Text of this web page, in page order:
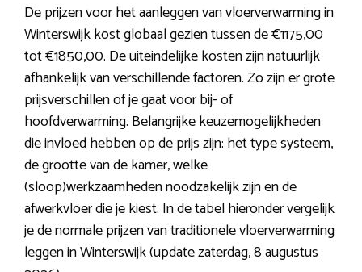
De prijzen voor het aanleggen van vloerverwarming in
Winterswijk kost globaal gezien tussen de €1175,00
tot €1850,00. De uiteindelijke kosten zijn natuurlijk
afhankelijk van verschillende factoren. Zo zijn er grote
prijsverschillen of je gaat voor bij- of
hoofdverwarming. Belangrijke keuzemogelijkheden
die invloed hebben op de prijs zijn: het type systeem,
de grootte van de kamer, welke
(sloop)werkzaamheden noodzakelijk zijn en de
afwerkvloer die je kiest. In de tabel hieronder vergelijk
je de normale prijzen van traditionele vloerverwarming
leggen in Winterswijk (update zaterdag, 8 augustus